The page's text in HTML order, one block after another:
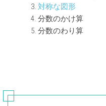
対称な図形
分数のかけ算
分数のわり算